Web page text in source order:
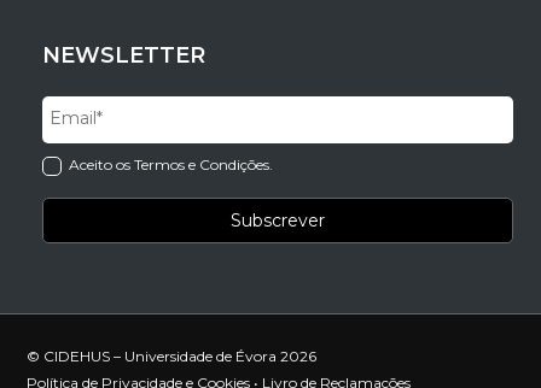
NEWSLETTER
Aceito os Termos e Condições.
© CIDEHUS – Universidade de Évora 2026
Política de Privacidade e Cookies • Livro de Reclamações